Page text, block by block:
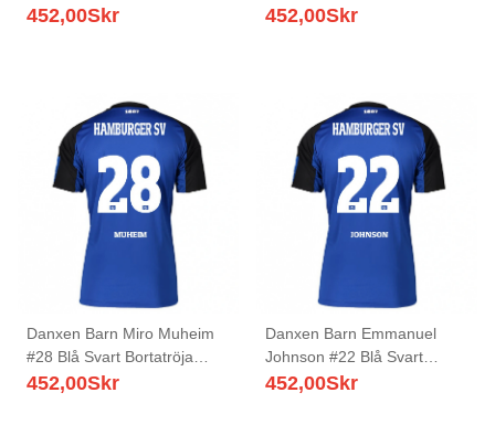
Hemmatröja Matchtröjor
452,00Skr
Bortatröja Matchtröjor
452,00Skr
Danxen Barn Miro Muheim
#28 Blå Svart Bortatröja
Matchtröjor 2025/26 Tröjor
452,00Skr
Danxen Barn Emmanuel
Johnson #22 Blå Svart
Bortatröja Matchtröjor
452,00Skr